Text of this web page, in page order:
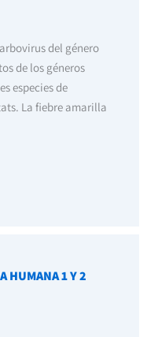
del género
de los géneros
especies de
La fiebre amarilla
HUMANA 1 Y 2